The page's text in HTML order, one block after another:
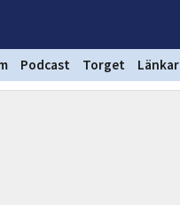
Podcast Torget Länkar